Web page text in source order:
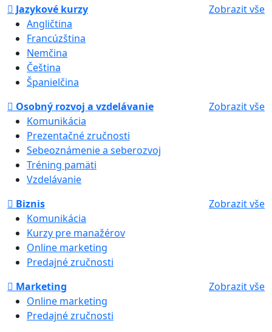
Jazykové kurzy
Zobrazit vše
Angličtina
Francúzština
Nemčina
Čeština
Španielčina
Osobný rozvoj a vzdelávanie
Zobrazit vše
Komunikácia
Prezentačné zručnosti
Sebeoznámenie a seberozvoj
Tréning pamäti
Vzdelávanie
Biznis
Zobrazit vše
Komunikácia
Kurzy pre manažérov
Online marketing
Predajné zručnosti
Marketing
Zobrazit vše
Online marketing
Predajné zručnosti